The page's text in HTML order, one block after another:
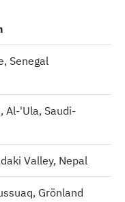
Senegal
Al-'Ula, Saudi-
Valley, Nepal
Grönland